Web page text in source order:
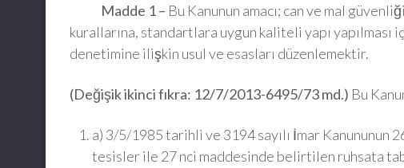
Madde 1 – Bu Kanunun amacı; can ve mal
kurallarına, standartlara uygun kaliteli yapı yapılması
denetimine ilişkin usul ve esasları düzenlemektir.
(Değişik ikinci fıkra: 12/7/2013-6495/73 md.) Bu
a) 3/5/1985 tarihli ve 3194 sayılı İmar Kanununun
tesisler ile 27 nci maddesinde belirtilen ruhsata